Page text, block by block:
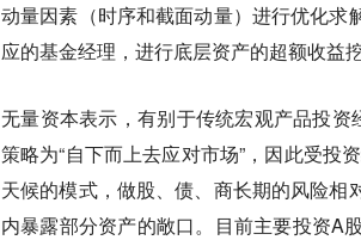
动量因素（时序和截面动量）进行优化求
应的基金经理，进行底层资产的超额收益挖
无量资本表示，有别于传统宏观产品投资
策略为“自下而上去应对市场”，因此受投
天候的模式，做股、债、商长期的风险
内暴露部分资产的敞口。目前主要投资A